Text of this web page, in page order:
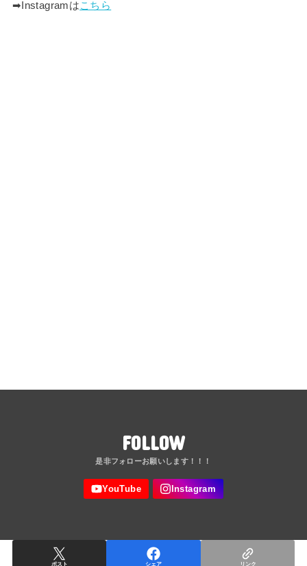
➡︎Instagramはこちら
FOLLOW
ポスト シェア リンク